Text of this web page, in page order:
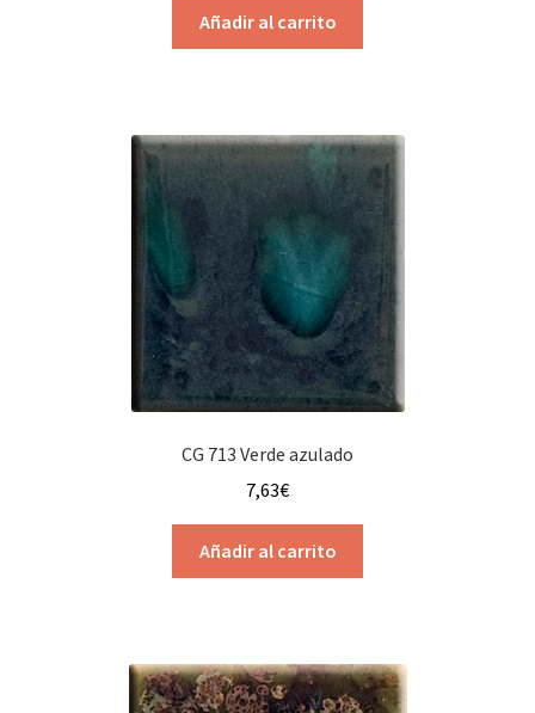
Añadir al carrito
CG 713 Verde azulado
7,63€
Añadir al carrito